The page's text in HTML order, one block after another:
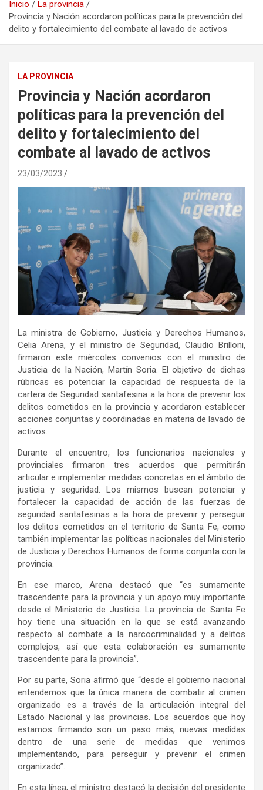
Inicio
La provincia
Provincia y Nación acordaron políticas para la prevención del
delito y fortalecimiento del combate al lavado de activos
LA PROVINCIA
Provincia y Nación acordaron
políticas para la prevención del
delito y fortalecimiento del
combate al lavado de activos
23/03/2023
La ministra de Gobierno, Justicia y Derechos Humanos,
Celia Arena, y el ministro de Seguridad, Claudio Brilloni,
firmaron este miércoles convenios con el ministro de
Justicia de la Nación, Martín Soria. El objetivo de dichas
rúbricas es potenciar la capacidad de respuesta de la
cartera de Seguridad santafesina a la hora de prevenir los
delitos cometidos en la provincia y acordaron establecer
acciones conjuntas y coordinadas en materia de lavado de
activos.
Durante el encuentro, los funcionarios nacionales y
provinciales firmaron tres acuerdos que permitirán
articular e implementar medidas concretas en el ámbito de
justicia y seguridad. Los mismos buscan potenciar y
fortalecer la capacidad de acción de las fuerzas de
seguridad santafesinas a la hora de prevenir y perseguir
los delitos cometidos en el territorio de Santa Fe, como
también implementar las políticas nacionales del Ministerio
de Justicia y Derechos Humanos de forma conjunta con la
provincia.
En ese marco, Arena destacó que “es sumamente
trascendente para la provincia y un apoyo muy importante
desde el Ministerio de Justicia. La provincia de Santa Fe
hoy tiene una situación en la que se está avanzando
respecto al combate a la narcocriminalidad y a delitos
complejos, así que esta colaboración es sumamente
trascendente para la provincia”.
Por su parte, Soria afirmó que “desde el gobierno nacional
entendemos que la única manera de combatir al crimen
organizado es a través de la articulación integral del
Estado Nacional y las provincias. Los acuerdos que hoy
estamos firmando son un paso más, nuevas medidas
dentro de una serie de medidas que venimos
implementando, para perseguir y prevenir el crimen
organizado”.
En esta línea, el ministro destacó la decisión del presidente